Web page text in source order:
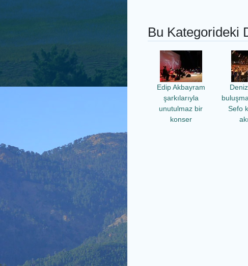
Bu Kategorideki
Edip Akbayram
şarkılarıyla
unutulmaz bir
konser
Sefo